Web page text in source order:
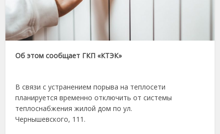
Об этом сообщает ГКП «КТЭК»
В связи с устранением порыва на теплосети
планируется временно отключить от системы
теплоснабжения жилой дом по ул.
Чернышевского, 111.